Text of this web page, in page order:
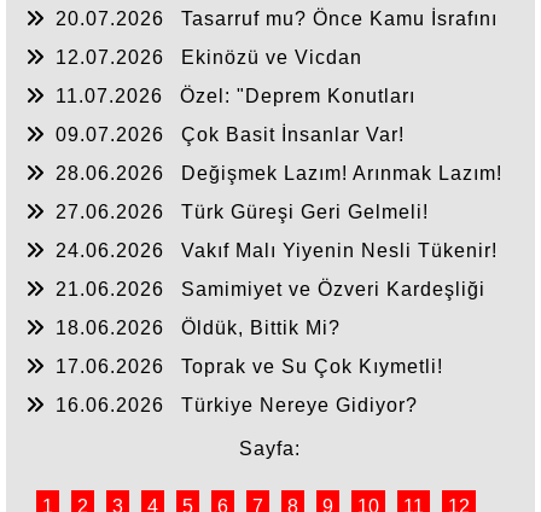
20.07.2026
Tasarruf mu? Önce Kamu İsrafını
12.07.2026
Ekinözü ve Vicdan
11.07.2026
Özel: "Deprem Konutları
09.07.2026
Çok Basit İnsanlar Var!
28.06.2026
Değişmek Lazım! Arınmak Lazım!
27.06.2026
Türk Güreşi Geri Gelmeli!
24.06.2026
Vakıf Malı Yiyenin Nesli Tükenir!
21.06.2026
Samimiyet ve Özveri Kardeşliği
18.06.2026
Öldük, Bittik Mi?
17.06.2026
Toprak ve Su Çok Kıymetli!
16.06.2026
Türkiye Nereye Gidiyor?
Sayfa:
1 2 3 4 5 6 7 8 9 10 11 12